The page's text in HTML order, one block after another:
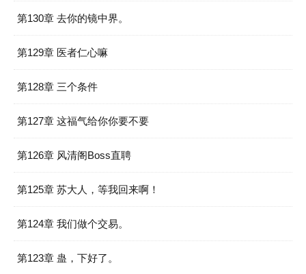
第130章 去你的镜中界。
第129章 医者仁心嘛
第128章 三个条件
第127章 这福气给你你要不要
第126章 风清阁Boss直聘
第125章 苏大人，等我回来啊！
第124章 我们做个交易。
第123章 蛊，下好了。